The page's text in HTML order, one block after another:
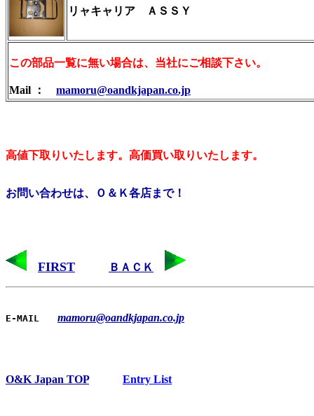
リャキャリア ＡＳＳＹ
この部品一覧に無い場合は、当社にご相談下さい。
Mail ： mamoru@oandkjapan.co.jp
高値下取りいたします。高価買い取りいたします。
お問い合わせは、Ｏ＆Ｋ各店まで！
FIRST ＢＡＣＫ
E-MAIL mamoru@oandkjapan.co.jp
O&K Japan TOP Entry List